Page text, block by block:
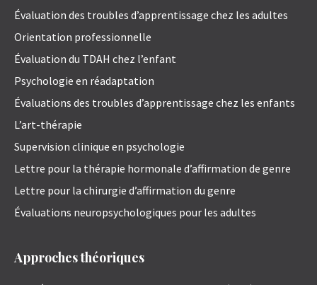
Évaluation des troubles d’apprentissage chez les adultes
Orientation professionnelle
Évaluation du TDAH chez l’enfant
Psychologie en réadaptation
Évaluations des troubles d’apprentissage chez les enfants
L’art-thérapie
Supervision clinique en psychologie
Lettre pour la thérapie hormonale d’affirmation de genre
Lettre pour la chirurgie d’affirmation du genre
Évaluations neuropsychologiques pour les adultes
Approches théoriques